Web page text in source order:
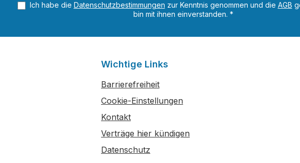
Ich habe die Datenschutzbestimmungen zur Kenntnis genommen und die AGB
bin mit ihnen einverstanden. *
Wichtige Links
Barrierefreiheit
Cookie-Einstellungen
Kontakt
Verträge hier kündigen
Datenschutz